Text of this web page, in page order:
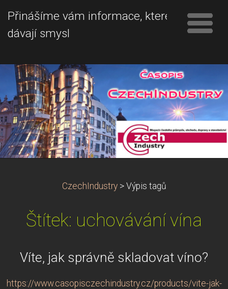
Přinášíme vám informace, které
dávají smysl
CzechIndustry > Výpis tagů
Štítek: uchovávání vína
Víte, jak správně skladovat víno?
https://www.casopisczechindustry.cz/products/vite-jak-